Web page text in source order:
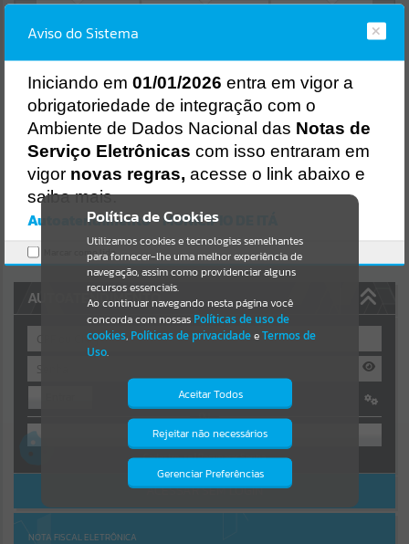
ISS/ALVARÁ
Resultados para""
Portais
Por favor, aguarde...
NOTÍCIAS
Por favor, aguarde...
Por favor, aguarde...
AUTOATENDIMENTO
OU
Cadastre-se|Recuperar Senha
ACESSAR SEM LOGIN
NOTA FISCAL ELETRÔNICA
Política de Cookies
Utilizamos cookies e tecnologias semelhantes
para fornecer-lhe uma melhor experiência de
navegação, assim como providenciar alguns
recursos essenciais.
Ao continuar navegando nesta página você
concorda com nossas Políticas de uso de
cookies, Políticas de privacidadeeTermos de
Uso.
Aceitar Todos
Rejeitar não necessários
Gerenciar Preferências
Isto significa que diversos recursos
providenciados poderão não estar
Aviso do Sistema
Iniciando em 01/01/2026 entra em vigor a
obrigatoriedade de integração com o
Ambiente de Dados Nacional das Notas de
Serviço Eletrônicas com isso entraram em
vigor novas regras, acesse o link abaixo e
saiba mais.
Autoatendimento - MUNICIPIO DE ITÁ
Marcar como lido.
Erro
Gerenciamento do Sistema
CÓDIGO DA MENSAGEM:
Ocorreu um erro de script:
Uncaught SyntaxError: Unexpected token '('
https://ita.atende.net/cidadao/pagina/static/bundle/wpo_index_2_b
ase_l2_portal_editores_sync_e14c26d9c225f7e6839456cea306af19.js
?v=1fa3919d:47
Verificar Mais Detalhes